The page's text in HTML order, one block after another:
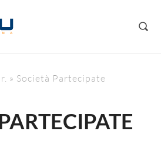
» Società Partecipate